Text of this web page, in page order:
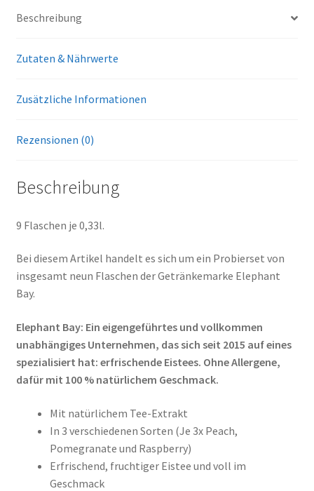
Beschreibung
Zutaten & Nährwerte
Zusätzliche Informationen
Rezensionen (0)
Beschreibung
9 Flaschen je 0,33l.
Bei diesem Artikel handelt es sich um ein Probierset von
insgesamt neun Flaschen der Getränkemarke Elephant
Bay.
Elephant Bay: Ein eigengeführtes und vollkommen
unabhängiges Unternehmen, das sich seit 2015 auf eines
spezialisiert hat: erfrischende Eistees. Ohne Allergene,
dafür mit 100 % natürlichem Geschmack.
Mit natürlichem Tee-Extrakt
In 3 verschiedenen Sorten (Je 3x Peach,
Pomegranate und Raspberry)
Erfrischend, fruchtiger Eistee und voll im
Geschmack